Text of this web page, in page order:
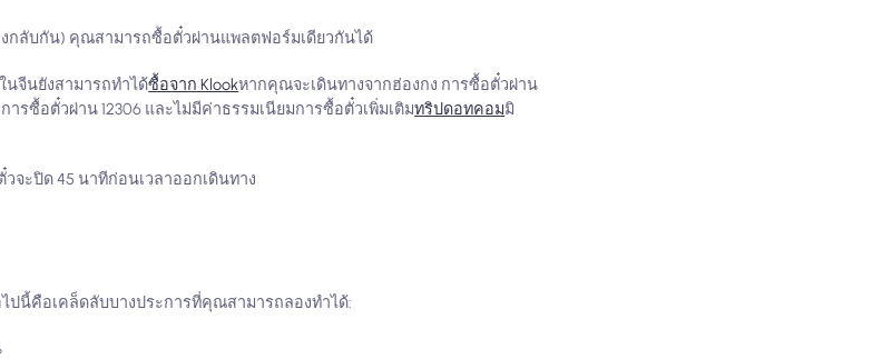
กลับกัน) คุณสามารถซื้อตั๋วผ่านแพลตฟอร์มเดียวกันได้
นจีนยังสามารถทำได้ซื้อจาก Klookหากคุณจะเดินทางจากฮ่องกง การซื้อตั๋วผ่าน
รซื้อตั๋วผ่าน 12306 และไม่มีค่าธรรมเนียมการซื้อตั๋วเพิ่มเติมทริปดอทคอมมิ
จะปิด 45 นาทีก่อนเวลาออกเดินทาง
ปนี้คือเคล็ดลับบางประการที่คุณสามารถลองทำได้: